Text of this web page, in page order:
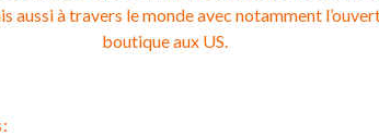
aussi à travers le monde avec notamment
boutique aux US.